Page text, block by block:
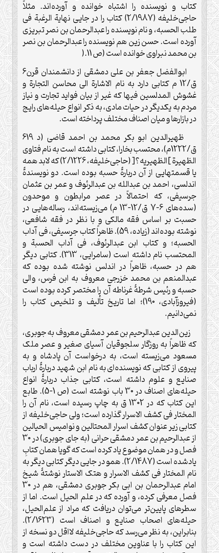
کتاب و نویسنده را اشتباه خوانده و آورده‌اند. مثلاً
حاجی‌خلیفه (2/1987) کتاب را در جایی نهایة الرغبة فی
طلب الحسبه، و نام نویسنده را عبدالرحمان بن نصر تبریزی
آورده است. حسن زین هم نویسنده را عبدالرحمان بن نصر
بن محمد نبراوی خوانده است (ص 11 ).
ابوالفضل جعفر بن علی دمشقی از دانشمندان قرن6
ق/12 م کتابی دارد به نام الاشارة الى محاسن التجارة و
غشوش المدلسین فیها که غیر از بیان فواید تجارت و نیاز
مردم به یکدیگر در حیات مادی، به ذکر انواع حیله‌های رایج
در بازارها و میان اصناف مختلف پرداخته است.
ظهیرالدین ابو بکر محمد بن احمد قاضی (د 619
ق/1222م)، محتسب بخارا، کتابی داشته است به نام فتاوی
الظهیرة ]الظهیریه؟[ (حاجی‌خلیفه، 2/1226) که لابد همه
یا قسمتهایی از آن دربارۀ حسبه بوده است. دو نویسندۀ
اندلسی، احمد بن عبدالله بن عبدالرئوف و عمر بن عثمان
جرسیفی، که احتمالاً در عصر مرابطون و موحدون
(سده‌های 6-7 ق/12-13 م) می‌زیسته‌اند، رساله‌هایی در
حسبت بر اساس فقه مالکی و با نظر در فقه شافعی،
نوشته بوده‌اند (زیاده، 59). ظاهراً کتاب جرسیفی، فی آداب
الحسبه؛ و کتاب ابن عبدالرئوف، فی آداب الحسبة و
المحتسب نام داشته است (سامرایی، 313). کتابی دیگر
هم در حسبه، ظاهراً در اندلس نوشته شده بوده که
عبدالمنعم بن محمد خزرجی معروف به ابن فرس، والی
حسبه و رئیس شرطۀ غرناطه آن را مختصر کرده بوده است
(فیروزآبادی، 190)؛ اما تاریخ تألیف و تلخیص کتاب را
نمی‌دانیم.
زین‌الدین عبدالرحیم بن عمر دمشقی معروف به جوبری،
که ظاهراً به روزگار سلجوقیان آسیای صغیر و عصر ملک
مسعود می‌زیسته است، به درخواست آن پادشاه و به
پیروی از کتابی که نویسنده‌ای به نام ابن شهید دربارۀ ارباب
صنایع و علوم داشته است، کتابی جذاب دربارۀ انواع
حیله‌های اصناف در 30 باب نوشته است (ص 1-5). طابع
این کتاب که در 1302 ق به چاپ رسیده است، نام آن را
المختار فی کشف الاسرار گذارده است؛ ولی حاجی‌خلیفه از
کتابی زیر عنوان کشف اسرار المحتالین و نوامیس الحیالین
از عبدالرحیم بن عمر دمشقی حرانی (به جای جوبری) در 30
فصل و در همان موضوع یاد کرده است که گویا همان کتابِ
یادشده است (2/1487). همو در جایی دیگر کتابی دیگر به
نام المختار فی کشف الاسرار و هتک الاستار نوشتۀ شیخ
امام عبدالرحمان بن ابی بکر جوبری دمشقی، هم در 30
فصل معرفی کرده، و آورده که در علم الحیل است. اما از
سطرهای پایین‌تر می‌توان دریافت که مراد از علم‌الحیل،
حیله‌های اصحاب صنایع و اصناف است (2/1623).
بنابراین، به نظر می‌رسد که حاجی‌خلیفه لااقل دو نسخه از
این کتاب را با عناوین مختلف در دست داشته است و